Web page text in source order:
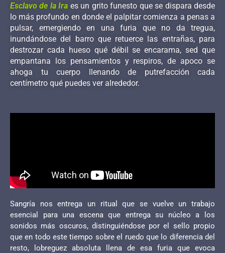
Esclavo de la Ira es un grito funesto que se dispara desde
lo más profundo en donde el palpitar comienza a penas a
pulsar, emergiendo en una furia que no da tregua,
inundándose del barro que retuerce las entrañas, para
destrozar cada hueso qué débil se encarama, sed que
empantana los pensamientos y respiros, de apoco se
ahoga tu cuerpo llenando de putrefacción cada
centímetro qué puedes ver alrededor.
Sangría nos entrega un ritual que se vuelve un trabajo
esencial para una escena que entrega su núcleo a los
sonidos más oscuros, distinguiéndose por el sello propio
que en todo este tiempo sobre el ruedo que lo diferencia del
resto, lobreguez absoluta llena de esa furia que evoca